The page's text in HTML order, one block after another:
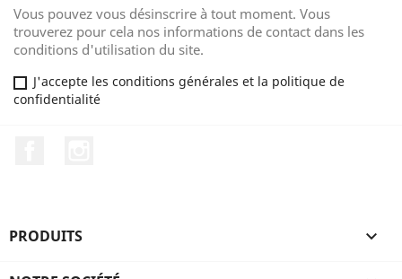
Vous pouvez vous désinscrire à tout moment. Vous
trouverez pour cela nos informations de contact dans les
conditions d'utilisation du site.
J'accepte les conditions générales et la politique de
confidentialité
PRODUITS 